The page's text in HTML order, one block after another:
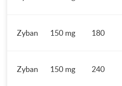
Zyban 150 mg 180
Zyban 150 mg 240